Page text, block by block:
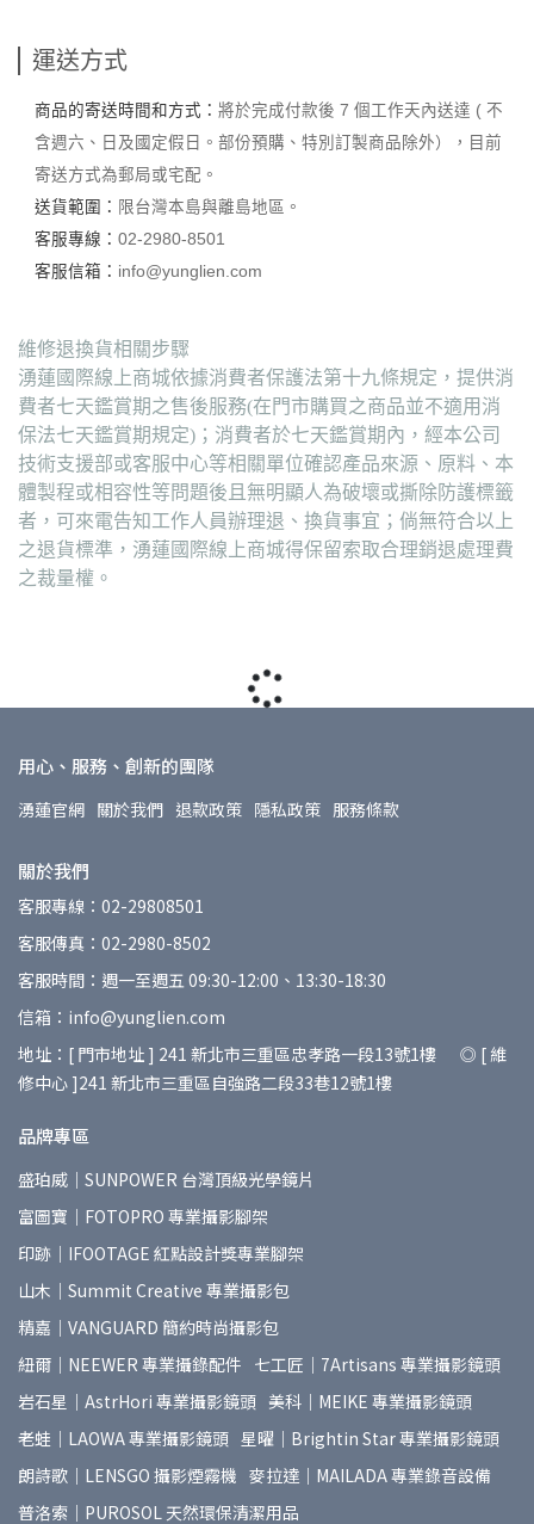
運送方式
商品的寄送時間和方式： 將於完成付款後 7 個工作天內送達 ( 不
含週六、日及國定假日。部份預購、特別訂製商品除外），目前
寄送方式為郵局或宅配。
送貨範圍： 限台灣本島與離島地區。
客服專線： 02-2980-8501
客服信箱： info@yunglien.com
維修退換貨相關步驟
湧蓮國際線上商城依據消費者保護法第十九條規定，提供消
費者七天鑑賞期之售後服務(在門市購買之商品並不適用消
保法七天鑑賞期規定)；消費者於七天鑑賞期內，經本公司
技術支援部或客服中心等相關單位確認產品來源、原料、本
體製程或相容性等問題後且無明顯人為破壞或撕除防護標籤
者，可來電告知工作人員辦理退、換貨事宜；倘無符合以上
之退貨標準，湧蓮國際線上商城得保留索取合理銷退處理費
之裁量權。
用心、服務、創新的團隊
湧蓮官網 關於我們 退款政策 隱私政策 服務條款
關於我們
客服專線：02-29808501
客服傳真：02-2980-8502
客服時間：週一至週五 09:30-12:00、13:30-18:30
信箱：info@yunglien.com
地址：[ 門市地址 ] 241 新北市三重區忠孝路一段13號1樓 ◎ [ 維
修中心 ]241 新北市三重區自強路二段33巷12號1樓
品牌專區
盛珀威｜SUNPOWER 台灣頂級光學鏡片
富圖寶｜FOTOPRO 專業攝影腳架
印跡｜IFOOTAGE 紅點設計獎專業腳架
山木｜Summit Creative 專業攝影包
精嘉｜VANGUARD 簡約時尚攝影包
紐爾｜NEEWER 專業攝錄配件 七工匠｜7Artisans 專業攝影鏡頭
岩石星｜AstrHori 專業攝影鏡頭 美科｜MEIKE 專業攝影鏡頭
老蛙｜LAOWA 專業攝影鏡頭 星曜｜Brightin Star 專業攝影鏡頭
朗詩歌｜LENSGO 攝影煙霧機 麥拉達｜MAILADA 專業錄音設備
普洛索｜PUROSOL 天然環保清潔用品